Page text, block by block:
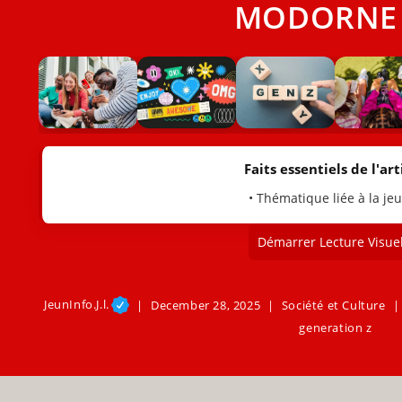
Faits essentiels de
• Thématique liée à la
Démarrer Lecture
JeunInfo.J.l. December 28, 2025
Société et Culture
generation z